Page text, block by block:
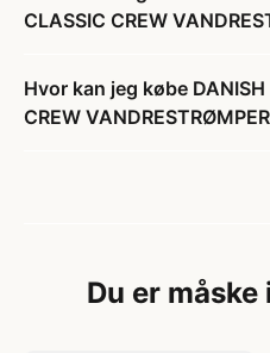
CLASSIC CREW
Hvor kan jeg købe DANISH
CREW
Du er